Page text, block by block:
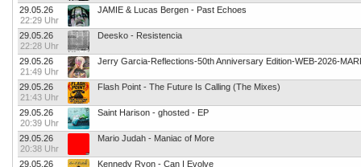
29.05.26
22:29 Uhr
JAMIE & Lucas Bergen - Past Echoes
29.05.26
22:28 Uhr
Deesko - Resistencia
29.05.26
21:49 Uhr
Jerry Garcia-Reflections-50th Anniversary Edition-WEB-2026-
29.05.26
21:43 Uhr
Flash Point - The Future Is Calling (The Mixes)
29.05.26
20:39 Uhr
Saint Harison - ghosted - EP
29.05.26
20:38 Uhr
Mario Judah - Maniac of More
29.05.26
Kennedy Ryon - Can I Evolve